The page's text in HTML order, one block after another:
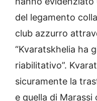
del legamento
club azzurro
“Kvaratskhelia ha
riabilitativo”.
sicuramente la
e quella di Marassi